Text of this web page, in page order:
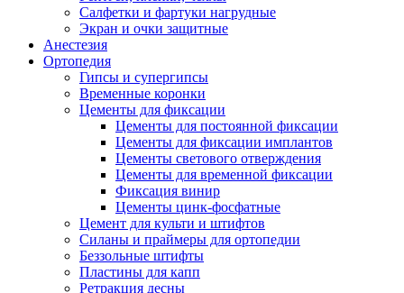
Салфетки и фартуки нагрудные
Экран и очки защитные
Анестезия
Ортопедия
Гипсы и супергипсы
Временные коронки
Цементы для фиксации
Цементы для постоянной фиксации
Цементы для фиксации имплантов
Цементы светового отверждения
Цементы для временной фиксации
Фиксация винир
Цементы цинк-фосфатные
Цемент для культи и штифтов
Силаны и праймеры для ортопедии
Беззольные штифты
Пластины для капп
Ретракция десны